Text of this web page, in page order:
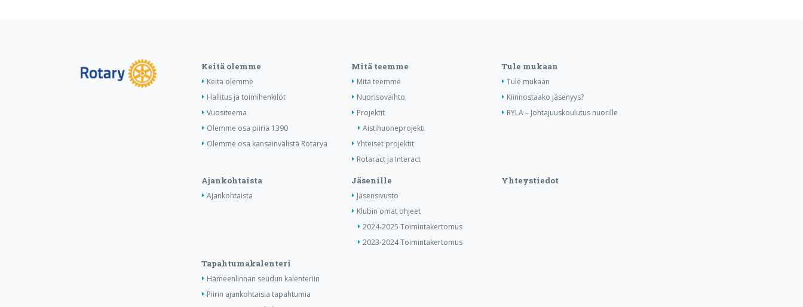
Keitä olemme
Keitä olemme
Hallitus ja toimihenkilöt
Vuositeema
Olemme osa piiriä 1390
Olemme osa kansainvälistä Rotarya
Mitä teemme
Mitä teemme
Nuorisovaihto
Projektit
Aistihuoneprojekti
Yhteiset projektit
Rotaract ja Interact
Tule mukaan
Tule mukaan
Kiinnostaako jäsenyys?
RYLA – Johtajuuskoulutus nuorille
Ajankohtaista
Ajankohtaista
Jäsenille
Jäsensivusto
Klubin omat ohjeet
2024-2025 Toimintakertomus
2023-2024 Toimintakertomus
Yhteystiedot
Tapahtumakalenteri
Hämeenlinnan seudun kalenteriin
Piirin ajankohtaisia tapahtumia